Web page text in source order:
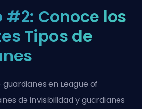
#2: Conoce los
Tipos de
guardianes en League of
de invisibilidad y guardianes